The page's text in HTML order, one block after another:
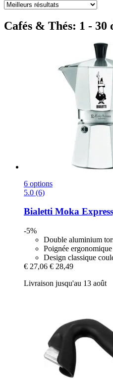
Cafés & Thés: 1 - 30
6 options
5.0 (6)
Bialetti Moka
-5%
Double aluminium
Poignée ergonomique
Design classique
€ 27,06 € 28,49
Livraison jusqu'au 13 août